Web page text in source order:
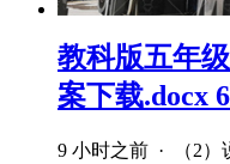
教科版五年
案下载.docx
9 小时之前 · （2）